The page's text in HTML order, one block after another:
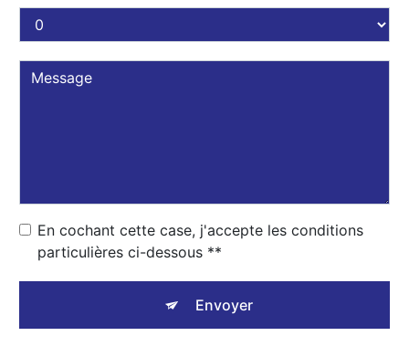
En cochant cette case, j'accepte les conditions
particulières ci-dessous **
Envoyer